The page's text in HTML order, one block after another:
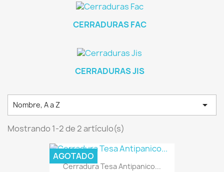
CERRADURAS FAC
CERRADURAS JIS
Nombre, A a Z 
Mostrando 1-2 de 2 artículo(s)
Cerradura Tesa Antipanico...
AGOTADO